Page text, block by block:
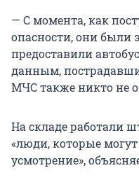
— С момента, как
опасности, они были
предоставили
данным,
МЧС также никто не
На складе работали
«люди, которые могут
усмотрение»,